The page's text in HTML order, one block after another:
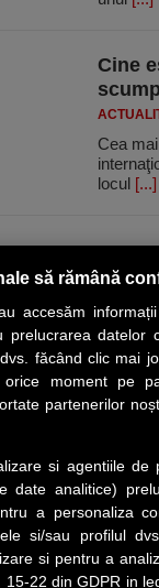
Cine
Cea
locul [...]
Facebook
să rămână
accesăm informații
datelor
făcând clic mai
moment pe
partenerilor
si agentiile de
date analitice)
a personaliza
si/sau profilul
si pentru a
22 din GDPR in